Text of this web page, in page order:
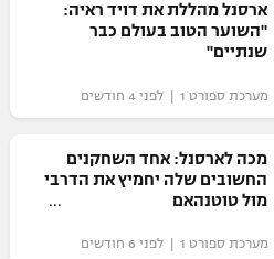
עסק
ארסנל מהללת את דויד ראיה:
"השוער הטוב בעולם כבר
שנתיים"
מערכת ספורט 1 | לפני 4 חודשים
מכה לארסנל: אחד השחקנים
החשובים שלה יחמיץ את הדרבי
מול טוטנהאם
מערכת ספורט 1 | לפני 6 חודשים